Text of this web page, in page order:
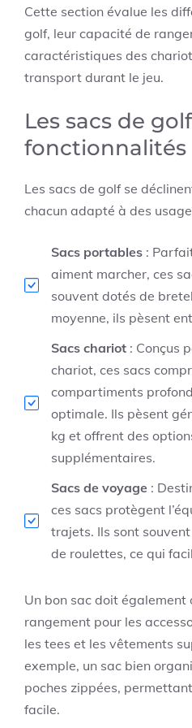
Cette section évalue les
golf, leur capacité de
caractéristiques des
transport durant le jeu.
Les sacs de
fonctionnalités
Les sacs de golf se
chacun adapté à des
Sacs portables :
aiment marcher, ces
souvent dotés de
moyenne, ils pèsent
Sacs chariot : Conçus
chariot, ces sacs
compartiments
optimale. Ils pèsent
kg et offrent des
supplémentaires.
Sacs de voyage :
ces sacs protègent
trajets. Ils sont
de roulettes, ce qui
Un bon sac doit également
rangement pour les
les tees et les vêtements
exemple, un sac bien
poches zippées,
facile.